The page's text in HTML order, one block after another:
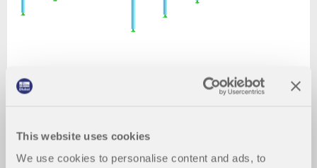
This website uses cookies
We use cookies to personalise content and ads, to